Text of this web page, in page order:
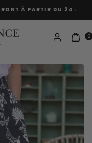
À PARTIR DU 24 AOÛT
0